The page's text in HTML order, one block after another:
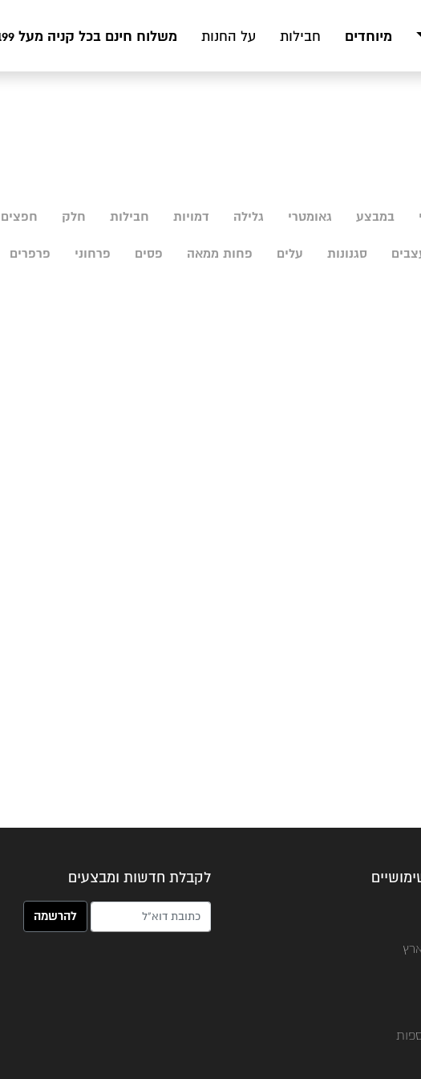
מיוחדים חבילות על החנות משלוח חינם בכל קניה מעל 199 ₪ לכל הארץ
במבצע גאומטרי גלילה דמויות חבילות חלק חפצים
סגנונות עלים פחות ממאה פסים פרחוני פרפרים
לקבלת חדשות ומבצעים
האימייל שלך (חובה)